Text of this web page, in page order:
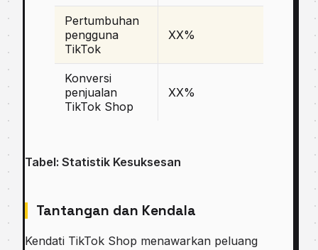
Pertumbuhan
pengguna
TikTok
XX%
Konversi
penjualan
TikTok Shop
XX%
Tabel: Statistik Kesuksesan
Tantangan dan Kendala
Kendati TikTok Shop menawarkan peluang